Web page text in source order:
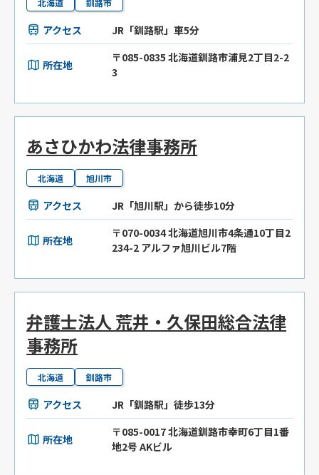
北海道 釧路市
アクセス JR「釧路駅」車5分
所在地
〒085-0835 北海道釧路市浦見2丁目2-2
3
あさひかわ法律事務所
北海道 旭川市
アクセス JR「旭川駅」から徒歩10分
所在地
〒070-0034 北海道旭川市4条通10丁目2
234-2 アルファ旭川ビル7階
弁護士法人 荒井・久保田総合法律
事務所
北海道 釧路市
アクセス JR「釧路駅」徒歩13分
所在地
〒085-0017 北海道釧路市幸町6丁目1番
地2号 AKビル